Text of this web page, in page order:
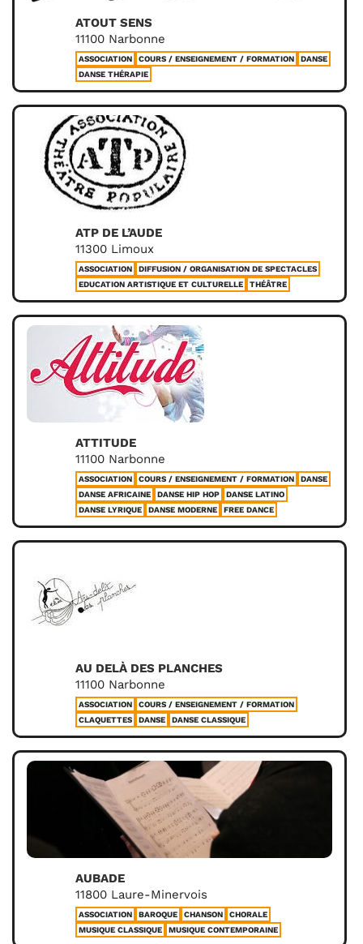
ATOUT SENS
11100 Narbonne
ASSOCIATION COURS / ENSEIGNEMENT / FORMATION
DANSE
DANSE THÉRAPIE
ATP DE L’AUDE
11300 Limoux
ASSOCIATION
DIFFUSION / ORGANISATION DE SPECTACLES
EDUCATION ARTISTIQUE ET CULTURELLE
THÉÂTRE
ATTITUDE
11100 Narbonne
ASSOCIATION COURS / ENSEIGNEMENT / FORMATION
DANSE
DANSE AFRICAINE
DANSE HIP HOP
DANSE LATINO
DANSE LYRIQUE
DANSE MODERNE FREE DANCE
AU DELÀ DES PLANCHES
11100 Narbonne
ASSOCIATION
COURS / ENSEIGNEMENT / FORMATION
CLAQUETTES
DANSE DANSE CLASSIQUE
AUBADE
11800 Laure-Minervois
ASSOCIATION BAROQUE CHANSON
CHORALE
MUSIQUE CLASSIQUE
MUSIQUE CONTEMPORAINE